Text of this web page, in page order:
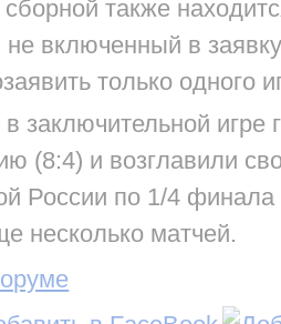
также
включенный в
только одного
заключительной игре
(8:4) и возглавили
России по 1/4
несколько матчей.